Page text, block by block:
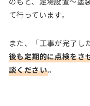
て行っています。
また、「工事が完了し
後も定期的に点検をさ
談ください。